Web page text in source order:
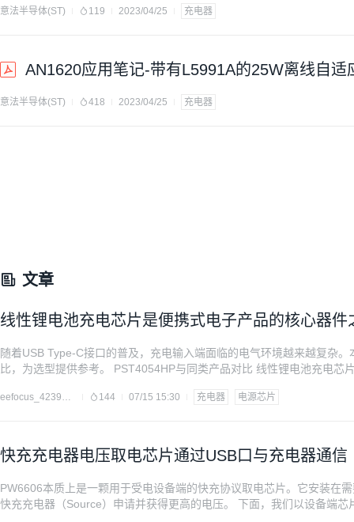
意法半导体(ST) 119 2023/04/25 充电器
AN1620应用笔记-带有L5991A的25W离线自适
意法半导体(ST) 418 2023/04/25 充电器
文章
线性锂电池充电芯片是便携式电子产品的核心器件
随着USB Type-C接口的普及，充电输入端面临的电气环境越来越复杂
比，为选型提供参考。 PST4054HP与同类产品对比 线性锂电池充电
eefocus_4239812 144 07/15 15:30 充电器 电源芯片
快充充电器电压取电芯片通过USB口与充电器通信
PW6606本质上是一颗用于受电设备端的快充协议取电芯片。它安装在
快充充电器（Source）申请并获得更高的电压。 下面，我们以设备端